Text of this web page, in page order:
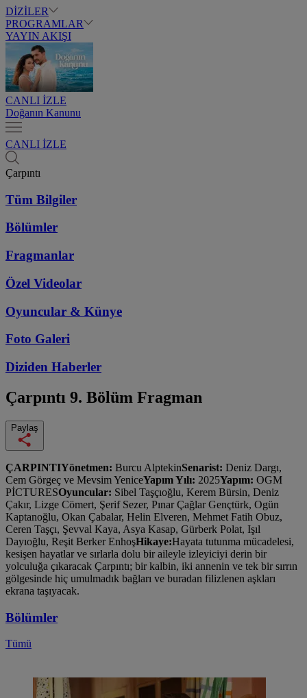
DİZİLER
PROGRAMLAR
YAYIN AKIŞI
CANLI İZLE
Doğanın Kanunu
CANLI İZLE
Çarpıntı
Tüm Bilgiler
Bölümler
Fragmanlar
Özel Videolar
Oyuncular & Künye
Foto Galeri
Diziden Haberler
Çarpıntı 9. Bölüm Fragman
Paylaş
ÇARPINTIYönetmen: Burcu AlptekinSenarist: Deniz Dargı,
Cem Görgeç ve Mevsim YeniceYapım Yılı: 2025Yapım: OGM
PİCTURESOyuncular: Sibel Taşçıoğlu, Kerem Bürsin, Deniz
Çakır, Lizge Cömert, Şerif Sezer, Pınar Çağlar Gençtürk, Ogün
Kaptanoğlu, Okan Çabalar, Helin Elveren, Mehmet Fatih Obuz,
Ceren Taşçı, Şevval Kaya, Asya Kasap, Gürberk Polat, Işıl
Dayıoğlu, Reşit Berker EnhoşHikaye:Hayata tutunma mücadelesi,
kesişen hayatlar ve sırlarla dolu bir aileyle izleyiciyi derin bir
yolculuğa çıkaracak Çarpıntı; bir kalbin, iki annenin ve tek bir sırrın
gölgesinde hiç umulmadık bağları ve buradan filizlenen aşkları
ekrana taşıyacak.
Bölümler
Tümü